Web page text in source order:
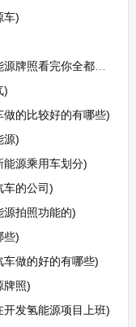
车)
看完你全都明白了)
)
的比较好的有哪些)
源)
源乘用车划分)
车的公司)
源拍照功能的)
些)
做的好的有哪些)
牌照)
发氢能源项目上班)